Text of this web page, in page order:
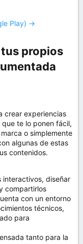
Play) →
propios
crear experiencias
te lo ponen fácil,
o simplemente
algunas de estas
contenidos.
interactivos, diseñar
compartirlos
con un entorno
técnicos,
para
tanto para la